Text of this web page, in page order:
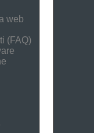
web
(FAQ)